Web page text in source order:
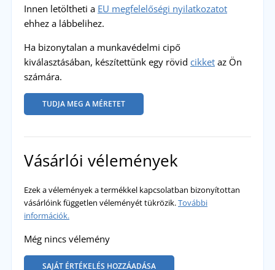
Innen letöltheti a EU megfelelőségi nyilatkozatot
ehhez a lábbelihez.
Ha bizonytalan a munkavédelmi cipő
kiválasztásában, készítettünk egy rövid cikketaz Ön
számára.
TUDJA MEG A MÉRETET
Vásárlói vélemények
Ezek a vélemények a termékkel kapcsolatban bizonyítottan
vásárlóink független véleményét tükrözik.További
információk.
Még nincs vélemény
SAJÁT ÉRTÉKELÉS HOZZÁADÁSA